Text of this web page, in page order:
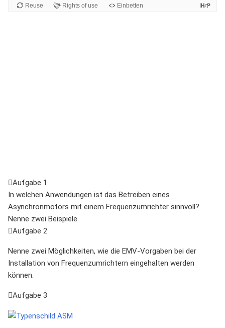
Aufgabe 1
In welchen Anwendungen ist das Betreiben eines
Asynchronmotors mit einem Frequenzumrichter sinnvoll?
Nenne zwei Beispiele.
Aufgabe 2
Nenne zwei Möglichkeiten, wie die EMV-Vorgaben bei der
Installation von Frequenzumrichtern eingehalten werden
können.
Aufgabe 3